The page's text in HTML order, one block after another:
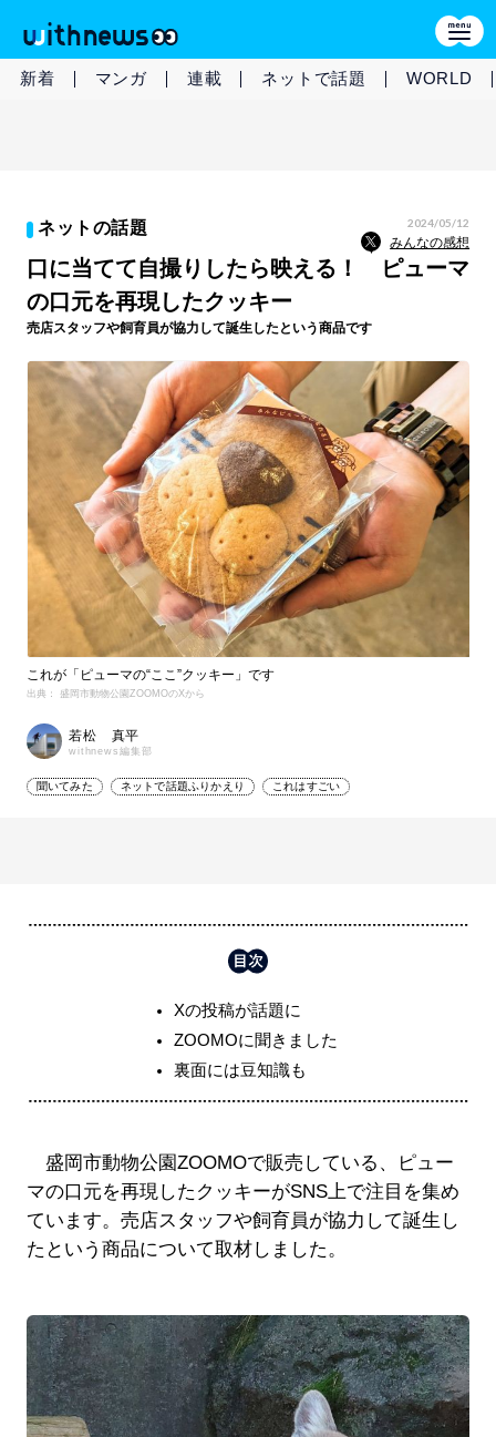
新着 マンガ 連載 ネットで話題 WORLD
ネットの話題 2024/05/12
みんなの感想
口に当てて自撮りしたら映える！ ピューマ
の口元を再現したクッキー
売店スタッフや飼育員が協力して誕生したという商品です
これが「ピューマの“ここ”クッキー」です
出典： 盛岡市動物公園ZOOMOのXから
若松 真平
withnews編集部
聞いてみた ネットで話題ふりかえり これはすごい
Xの投稿が話題に
ZOOMOに聞きました
裏面には豆知識も
盛岡市動物公園ZOOMOで販売している、ピュー
マの口元を再現したクッキーがSNS上で注目を集め
ています。売店スタッフや飼育員が協力して誕生し
たという商品について取材しました。